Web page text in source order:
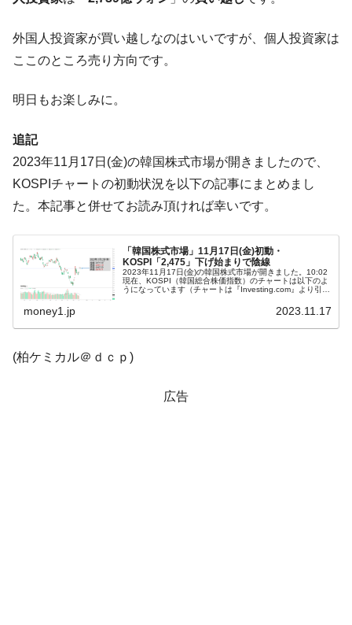
『Money1』
韓国ボンクラ政策室長･金容範、株価暴落に
他人事のような発言。
業績「史上最高益」当期純利益は前年同期比13.4倍に。
機 ⇒ 10.7兆では損が出るからできない。
『Money1』
【速報】韓国株式市場の暴落・本日07月29
日(水)もサイドカー・サーキットブレイカーの二段コンボ
発動！
半分未満しか雇用を生まない
『Money1』
韓国「株式市場が賭博場のように変質した
のは政界の責任だ」
『Money1』
韓国「2026年1Q 資金循環統計」面白い結果
に。
『Money1』
韓国化学企業最大手『ロッテケミカル』純
韓国株式市場･暗黒の火曜日。サーキットブ
外国人投資家が買い越しなのはいいですが、個人投資家は
ここのところ売り方向です。
明日もお楽しみに。
追記
2023年11月17日(金)の韓国株式市場が開きましたので、
KOSPIチャートの初動状況を以下の記事にまとめまし
た。本記事と併せてお読み頂ければ幸いです。
「韓国株式市場」11月17日(金)初動・
KOSPI「2,475」下げ始まりで陰線
2023年11月17日(金)の韓国株式市場が開きました。10:02
現在、KOSPI（韓国総合株価指数）のチャートは以下のよ
うになっています（チャートは『Investing.com』より引
money1.jp 2023.11.17
(柏ケミカル＠ｄｃｐ)
広告